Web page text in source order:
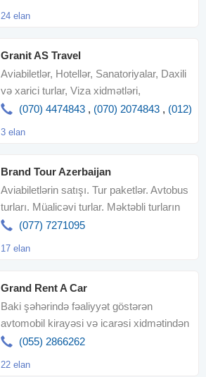
24 elan
Granit AS Travel
Aviabiletlər, Hotellər, Sanatoriyalar, Daxili
və xarici turlar, Viza xidmətləri,
Ekskursiyalar, Ren
(070) 4474843 , (070) 2074843 , (012)
3 elan
Brand Tour Azerbaijan
Aviabiletlərin satışı. Tur paketlər. Avtobus
turları. Müalicəvi turlar. Məktəbli turların
təşkili . Otelləri
(077) 7271095
17 elan
Grand Rent A Car
Baki şəhərində fəaliyyət göstərən
avtomobil kirayəsi və icarəsi xidmətindən
bizim Rent a Car-dan faydalanın
(055) 2866262
22 elan